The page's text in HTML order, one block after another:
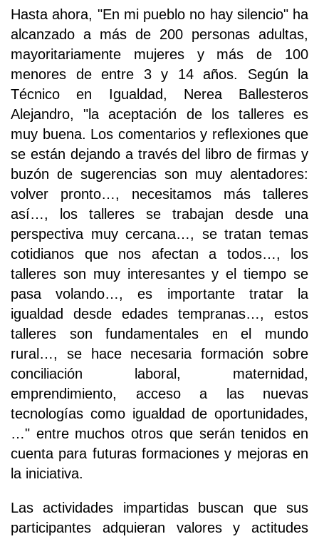
Hasta ahora, "En mi pueblo no hay silencio" ha
alcanzado a más de 200 personas adultas,
mayoritariamente mujeres y más de 100
menores de entre 3 y 14 años. Según la
Técnico en Igualdad, Nerea Ballesteros
Alejandro, "la aceptación de los talleres es
muy buena. Los comentarios y reflexiones que
se están dejando a través del libro de firmas y
buzón de sugerencias son muy alentadores:
volver pronto…, necesitamos más talleres
así…, los talleres se trabajan desde una
perspectiva muy cercana…, se tratan temas
cotidianos que nos afectan a todos…, los
talleres son muy interesantes y el tiempo se
pasa volando…, es importante tratar la
igualdad desde edades tempranas…, estos
talleres son fundamentales en el mundo
rural…, se hace necesaria formación sobre
conciliación laboral, maternidad,
emprendimiento, acceso a las nuevas
tecnologías como igualdad de oportunidades,
…" entre muchos otros que serán tenidos en
cuenta para futuras formaciones y mejoras en
la iniciativa.
Las actividades impartidas buscan que sus
participantes adquieran valores y actitudes